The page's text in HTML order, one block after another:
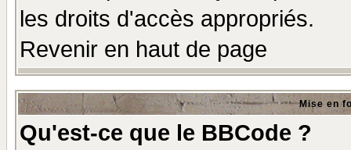
les droits d'accès appropriés.
Revenir en haut de page
Mise en
Qu'est-ce que le BBCode ?